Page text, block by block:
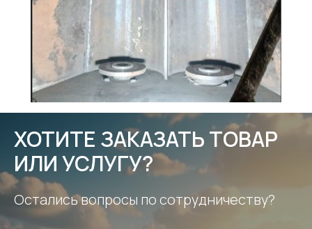
ХОТИТЕ ЗАКАЗАТЬ ТОВАР
ИЛИ УСЛУГУ?
Остались вопросы по сотрудничеству?